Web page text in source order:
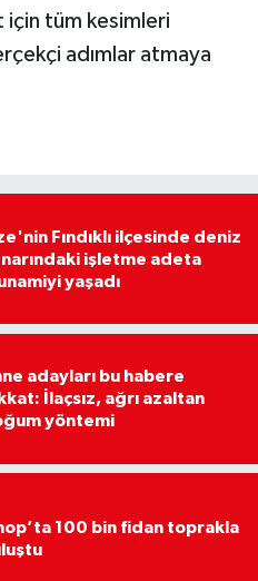
için tüm kesimleri
adımlar atmaya
Fındıklı ilçesinde deniz
işletme adeta
yaşadı
adayları bu habere
İlaçsız, ağrı azaltan
yöntemi
100 bin fidan toprakla